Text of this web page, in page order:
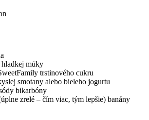
múky
trstinového cukru
smotany alebo bieleho jogurtu
bikarbóny
zrelé – čím viac, tým lepšie) banány